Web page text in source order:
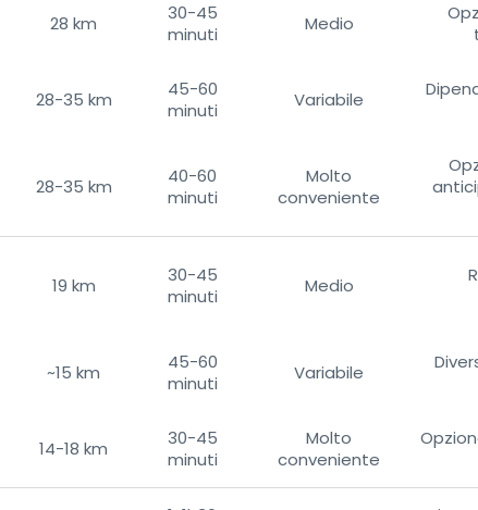
28 km
30-45
minuti
Medio
28-35 km
45-60
minuti
Variabile
28-35 km
40-60
minuti
Molto
conveniente
19 km
30-45
minuti
Medio
~15 km
45-60
minuti
Variabile
14-18 km
30-45
minuti
Molto
conveniente